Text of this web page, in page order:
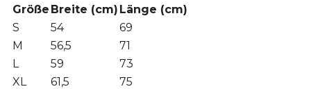
Größe Breite (cm) Länge (cm)
S
54
69
M
56,5
71
L
59
73
XL
61,5 75